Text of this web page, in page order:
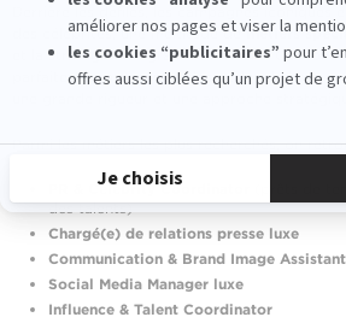
Derrière les défilés, les campagnes iconiques
des célébrités, une multitude demétiers
et la stratégie des grandes Maisons. Ces
parfaite compréhension des codes du luxe,
Parmi les métiers les plus recherchés, on
PR & Celebrity Coordinator
(prêts de
des talents)
Chargé(e) de relations presse luxe
Communication & Brand Image Assistant
Social Media Manager luxe
Influence & Talent Coordinator